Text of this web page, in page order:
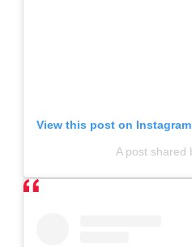
View this post on Instagram
A post shared